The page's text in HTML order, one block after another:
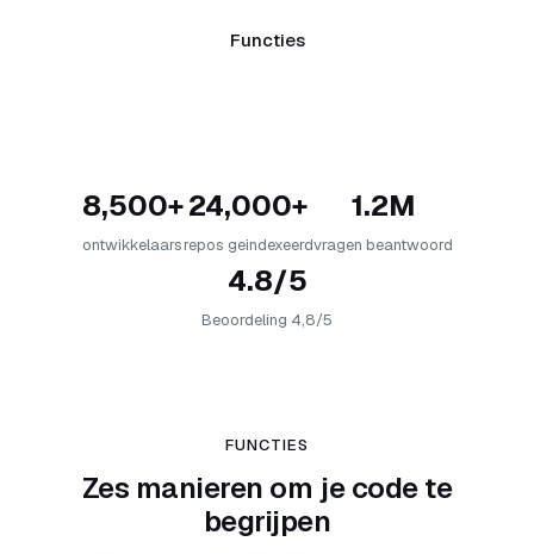
Functies
8,500+
ontwikkelaars
24,000+
repos geindexeerd
1.2M
vragen beantwoord
4.8/5
Beoordeling 4,8/5
FUNCTIES
Zes manieren om je code te
begrijpen